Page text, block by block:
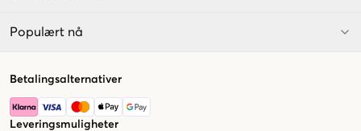
Populært nå
Betalingsalternativer
Leveringsmuligheter